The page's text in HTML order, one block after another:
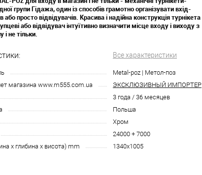
групи Гідажа, один із способів грамотно організувати вхід-
або просто відвідувачів. Красива і надійна конструкція турнікета
або відвідувач інтуїтивно визначити місце входу і виходу з
і не тільки.
Все характеристики
Metal-poz | Метол-поз
магазина www.m555.com.ua
ЭКСКЛЮЗИВНЫЙ ИМПОРТЕР
3 года / 36 месяцев
Польша
Хром
24000 + 7000
х глибина х висота) mm
1340x1005